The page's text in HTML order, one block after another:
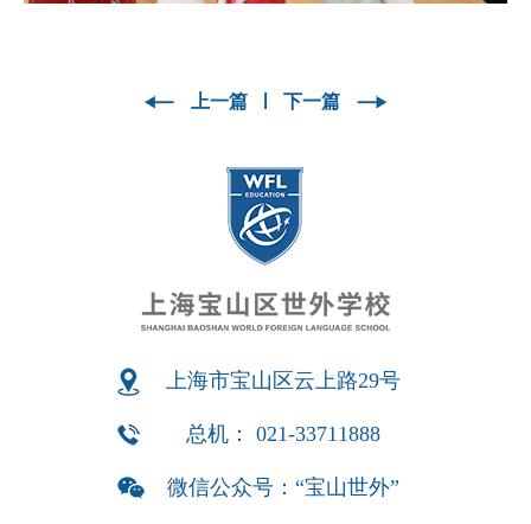
上一篇 下一篇
上海市宝山区云上路29号
总机： 021-33711888
微信公众号：“宝山世外”